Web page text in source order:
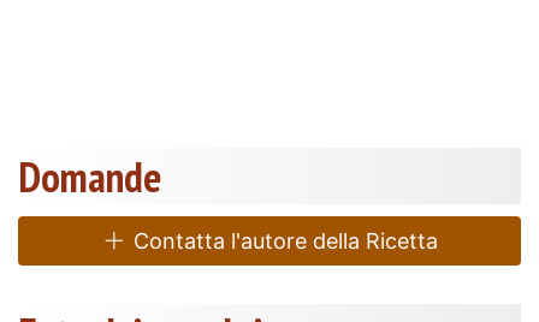
Domande
Contatta l'autore della Ricetta